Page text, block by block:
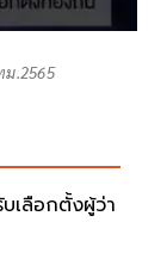
ม.2565
เลือกตั้งผู้ว่า